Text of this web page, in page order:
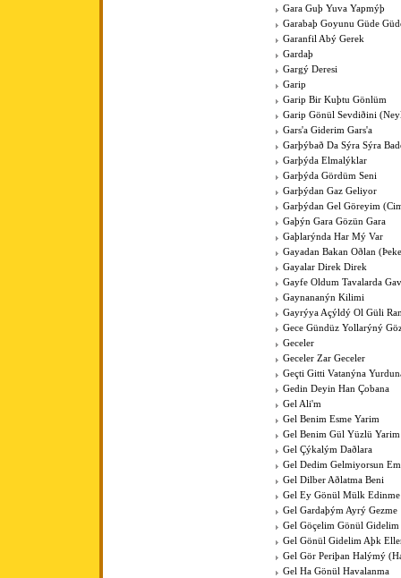
Gara Guþ Yuva Yapmýþ
Garabaþ Goyunu Güde
Garanfil Abý Gerek
Gardaþ
Gargý Deresi
Garip
Garip Bir Kuþtu Gönlüm
Garip Gönül Sevdiðini
Gars'a Giderim Gars'a
Garþýbað Da Sýra Sýra
Garþýda Elmalýklar
Garþýda Gördüm Seni
Garþýdan Gaz Geliyor
Garþýdan Gel Göreyim
Gaþýn Gara Gözün Gara
Gaþlarýnda Har Mý Var
Gayadan Bakan Oðlan
Gayalar Direk Direk
Gayfe Oldum Tavalarda
Gaynananýn Kilimi
Gayrýya Açýldý Ol Güli
Gece Gündüz Yollarýný
Geceler
Geceler Zar Geceler
Geçti Gitti Vatanýna
Gedin Deyin Han Çobana
Gel Ali'm
Gel Benim Esme Yarim
Gel Benim Gül Yüzlü Yarim
Gel Çýkalým Daðlara
Gel Dedim Gelmiyorsun
Gel Dilber Aðlatma Beni
Gel Ey Gönül Mülk
Gel Gardaþým Ayrý Gezme
Gel Göçelim Gönül Gidelim
Gel Gönül Gidelim Aþk
Gel Gör Periþan Halýmý
Gel Ha Gönül Havalanma